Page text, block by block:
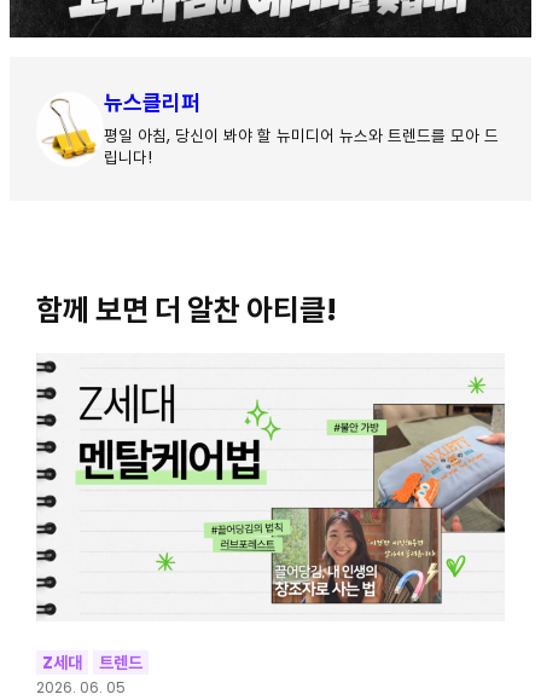
뉴스클리퍼
평일 아침, 당신이 봐야 할 뉴미디어 뉴스와 트렌드를 모아 드
립니다!
함께 보면 더 알찬 아티클!
Z세대 트렌드
2026. 06. 05